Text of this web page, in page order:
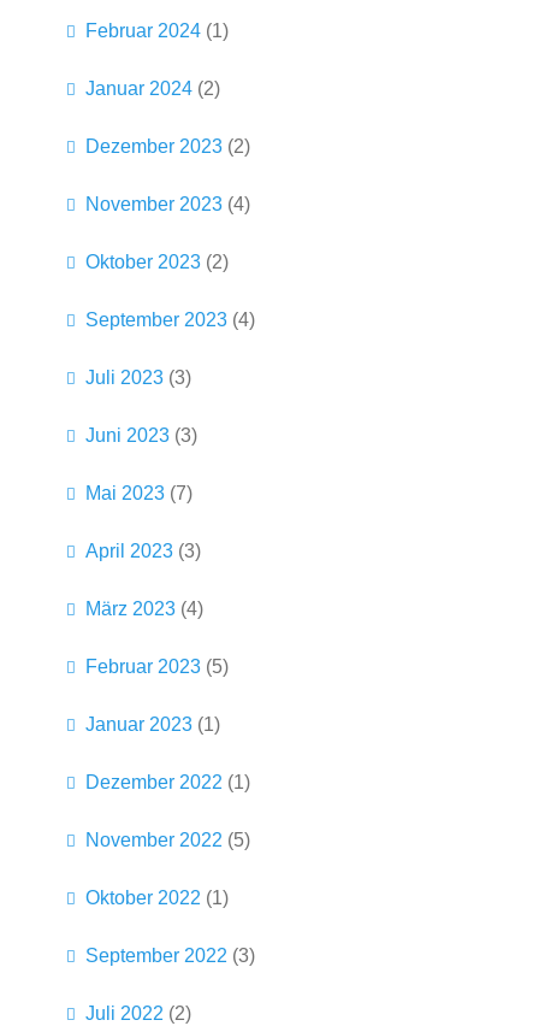
Februar 2024 (1)
Januar 2024 (2)
Dezember 2023 (2)
November 2023 (4)
Oktober 2023 (2)
September 2023 (4)
Juli 2023 (3)
Juni 2023 (3)
Mai 2023 (7)
April 2023 (3)
März 2023 (4)
Februar 2023 (5)
Januar 2023 (1)
Dezember 2022 (1)
November 2022 (5)
Oktober 2022 (1)
September 2022 (3)
Juli 2022 (2)